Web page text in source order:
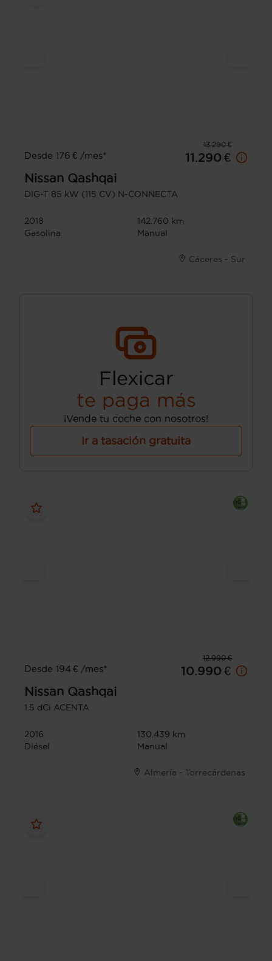
13.290 €
Desde 176 € /mes*
11.290 €
Nissan Qashqai
DIG-T 85 kW (115 CV) N-CONNECTA
2018
142.760 km
Gasolina
Manual
Cáceres - Sur
Flexicar
te paga más
¡Vende tu coche con nosotros!
Ir a tasación gratuita
12.990 €
Desde 194 € /mes*
10.990 €
Nissan Qashqai
1.5 dCi ACENTA
2016
130.439 km
Diésel
Manual
Almería - Torrecárdenas